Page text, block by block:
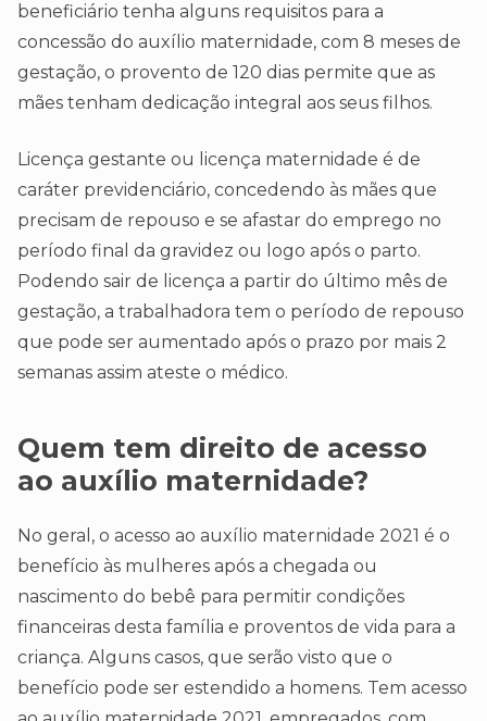
beneficiário tenha alguns requisitos para a
concessão do auxílio maternidade, com 8 meses de
gestação, o provento de 120 dias permite que as
mães tenham dedicação integral aos seus filhos.
Licença gestante ou licença maternidade é de
caráter previdenciário, concedendo às mães que
precisam de repouso e se afastar do emprego no
período final da gravidez ou logo após o parto.
Podendo sair de licença a partir do último mês de
gestação, a trabalhadora tem o período de repouso
que pode ser aumentado após o prazo por mais 2
semanas assim ateste o médico.
Quem tem direito de acesso
ao auxílio maternidade?
No geral, o acesso ao auxílio maternidade 2021 é o
benefício às mulheres após a chegada ou
nascimento do bebê para permitir condições
financeiras desta família e proventos de vida para a
criança. Alguns casos, que serão visto que o
benefício pode ser estendido a homens. Tem acesso